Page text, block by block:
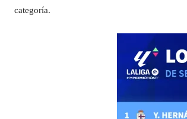
categoría.